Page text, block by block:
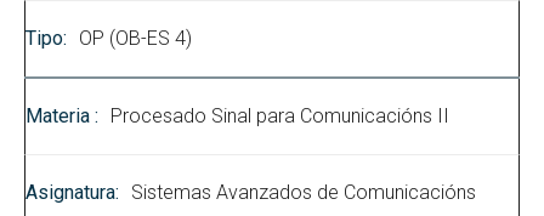
OP (OB-ES 4)
Procesado Sinal para Comunicacións II
Sistemas Avanzados de Comunicacións